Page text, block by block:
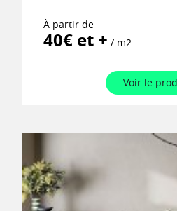
À partir de
40€ et + / m2
Voir le